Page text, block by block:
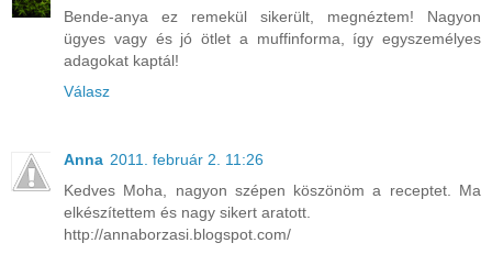
Bende-anya ez remekül sikerült, megnéztem! Nagyon
ügyes vagy és jó ötlet a muffinforma, így egyszemélyes
adagokat kaptál!
Válasz
Anna 2011. február 2. 11:26
Kedves Moha, nagyon szépen köszönöm a receptet. Ma
elkészítettem és nagy sikert aratott.
http://annaborzasi.blogspot.com/